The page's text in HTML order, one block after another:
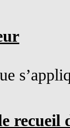
recueil